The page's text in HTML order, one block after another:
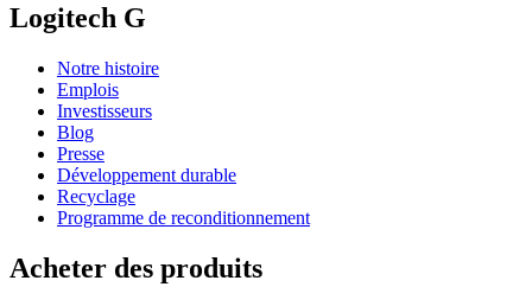
Logitech G
Notre histoire
Emplois
Investisseurs
Blog
Presse
Développement durable
Recyclage
Programme de reconditionnement
Acheter des produits